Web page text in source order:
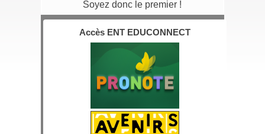
Accès ENT EDUCONNECT
Soyez donc le premier !